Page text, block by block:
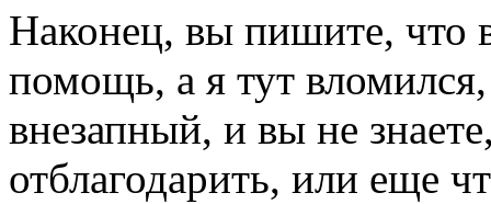
Наконец, вы пишите, что
помощь, а я тут
внезапный, и вы не
отблагодарить, или еще